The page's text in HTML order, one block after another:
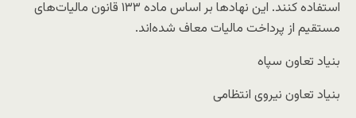
استفاده کنند. این نهادها بر اساس ماده ۱۳۳ قانون مالیات‌های
مستقیم از پرداخت مالیات معاف شده‌اند.
بنیاد تعاون سپاه
بنیاد تعاون نیروی انتظامی